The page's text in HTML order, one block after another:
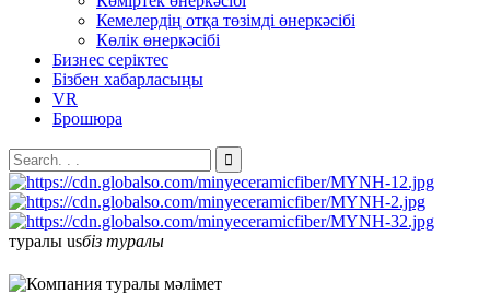
Кемелердің отқа төзімді өнеркәсібі
Көлік өнеркәсібі
Бизнес серіктес
Бізбен хабарласыңы
VR
Брошюра
туралы usбіз туралы